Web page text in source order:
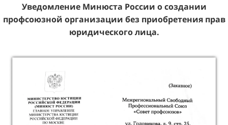
Уведомление Минюста России о создании
профсоюзной организации без приобретения прав
юридического лица.